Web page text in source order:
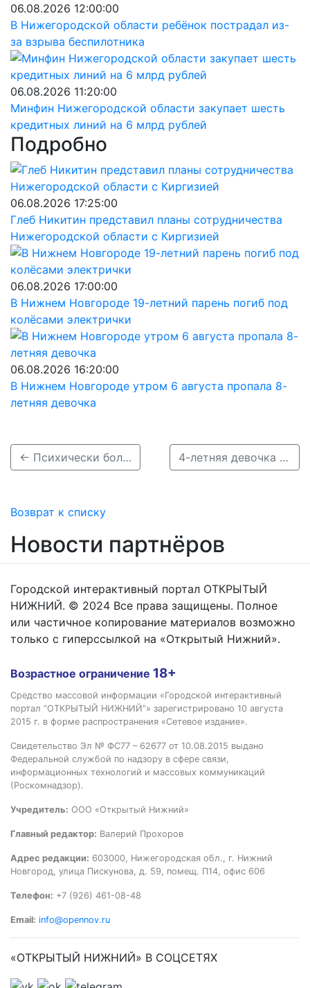
06.08.2026 12:00:00
В Нижегородской области ребёнок пострадал из-
за взрыва беспилотника
06.08.2026 11:20:00
Минфин Нижегородской области закупает шесть
кредитных линий на 6 млрд рублей
Подробно
06.08.2026 17:25:00
Глеб Никитин представил планы сотрудничества
Нижегородской области с Киргизией
06.08.2026 17:00:00
В Нижнем Новгороде 19-летний парень погиб под
колёсами электрички
06.08.2026 16:20:00
В Нижнем Новгороде утром 6 августа пропала 8-
летняя девочка
← Психически больной мужчина пропал в Нижегородской области 4-летняя девочка пропала в Дзержинске →
Возврат к списку
Новости партнёров
Городской интерактивный портал ОТКРЫТЫЙ
НИЖНИЙ. © 2024 Все права защищены. Полное
или частичное копирование материалов возможно
только с гиперссылкой на «Открытый Нижний».
Возрастное ограничение 18+
Средство массовой информации «Городской интерактивный
портал “ОТКРЫТЫЙ НИЖНИЙ”» зарегистрировано 10 августа
2015 г. в форме распространения «Сетевое издание».
Свидетельство Эл № ФС77 – 62677 от 10.08.2015 выдано
Федеральной службой по надзору в сфере связи,
информационных технологий и массовых коммуникаций
(Роскомнадзор).
Учредитель: ООО «Открытый Нижний»
Главный редактор: Валерий Прохоров
Адрес редакции: 603000, Нижегородская обл., г. Нижний
Новгород, улица Пискунова, д. 59, помещ. П14, офис 606
Телефон: +7 (926) 461-08-48
Email: info@opennov.ru
«ОТКРЫТЫЙ НИЖНИЙ» В СОЦСЕТЯХ